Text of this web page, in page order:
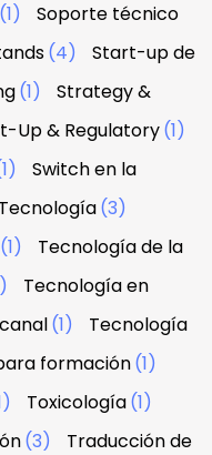
(1)
Soporte técnico
(4)
Start-up de
(1)
Strategy &
Up & Regulatory(1)
Switch en la
Tecnología(3)
(1)
Tecnología de la
Tecnología en
(1)
Tecnología
formación(1)
Toxicología(1)
(3)
Traducción de